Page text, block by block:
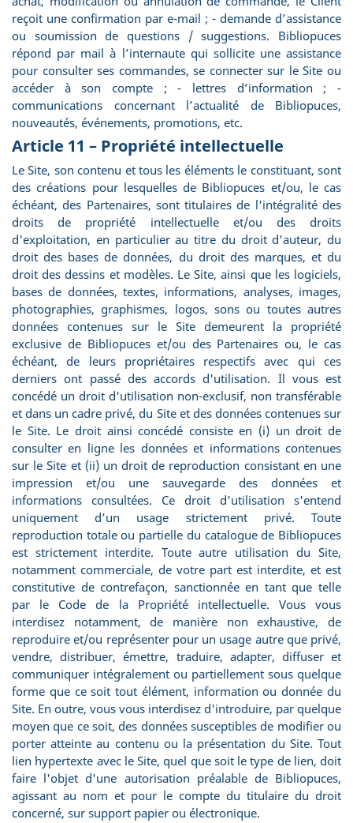
reçoit une confirmation par e-mail ; - demande d’assistance
ou soumission de questions / suggestions. Bibliopuces
répond par mail à l’internaute qui sollicite une assistance
pour consulter ses commandes, se connecter sur le Site ou
accéder à son compte ; - lettres d’information ; -
communications concernant l’actualité de Bibliopuces,
nouveautés, événements, promotions, etc.
Article 11 – Propriété intellectuelle
Le Site, son contenu et tous les éléments le constituant, sont
des créations pour lesquelles de Bibliopuces et/ou, le cas
échéant, des Partenaires, sont titulaires de l'intégralité des
droits de propriété intellectuelle et/ou des droits
d'exploitation, en particulier au titre du droit d'auteur, du
droit des bases de données, du droit des marques, et du
droit des dessins et modèles. Le Site, ainsi que les logiciels,
bases de données, textes, informations, analyses, images,
photographies, graphismes, logos, sons ou toutes autres
données contenues sur le Site demeurent la propriété
exclusive de Bibliopuces et/ou des Partenaires ou, le cas
échéant, de leurs propriétaires respectifs avec qui ces
derniers ont passé des accords d'utilisation. Il vous est
concédé un droit d'utilisation non-exclusif, non transférable
et dans un cadre privé, du Site et des données contenues sur
le Site. Le droit ainsi concédé consiste en (i) un droit de
consulter en ligne les données et informations contenues
sur le Site et (ii) un droit de reproduction consistant en une
impression et/ou une sauvegarde des données et
informations consultées. Ce droit d'utilisation s'entend
uniquement d’un usage strictement privé. Toute
reproduction totale ou partielle du catalogue de Bibliopuces
est strictement interdite. Toute autre utilisation du Site,
notamment commerciale, de votre part est interdite, et est
constitutive de contrefaçon, sanctionnée en tant que telle
par le Code de la Propriété intellectuelle. Vous vous
interdisez notamment, de manière non exhaustive, de
reproduire et/ou représenter pour un usage autre que privé,
vendre, distribuer, émettre, traduire, adapter, diffuser et
communiquer intégralement ou partiellement sous quelque
forme que ce soit tout élément, information ou donnée du
Site. En outre, vous vous interdisez d'introduire, par quelque
moyen que ce soit, des données susceptibles de modifier ou
porter atteinte au contenu ou la présentation du Site. Tout
lien hypertexte avec le Site, quel que soit le type de lien, doit
faire l'objet d'une autorisation préalable de Bibliopuces,
agissant au nom et pour le compte du titulaire du droit
concerné, sur support papier ou électronique.